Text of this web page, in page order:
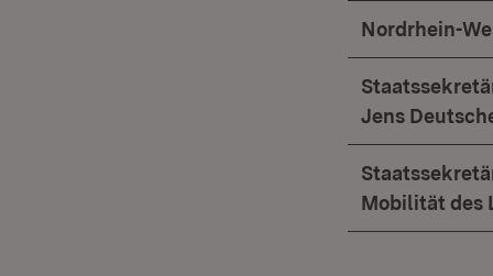
Nordrhein-
Jens
Mobilität des